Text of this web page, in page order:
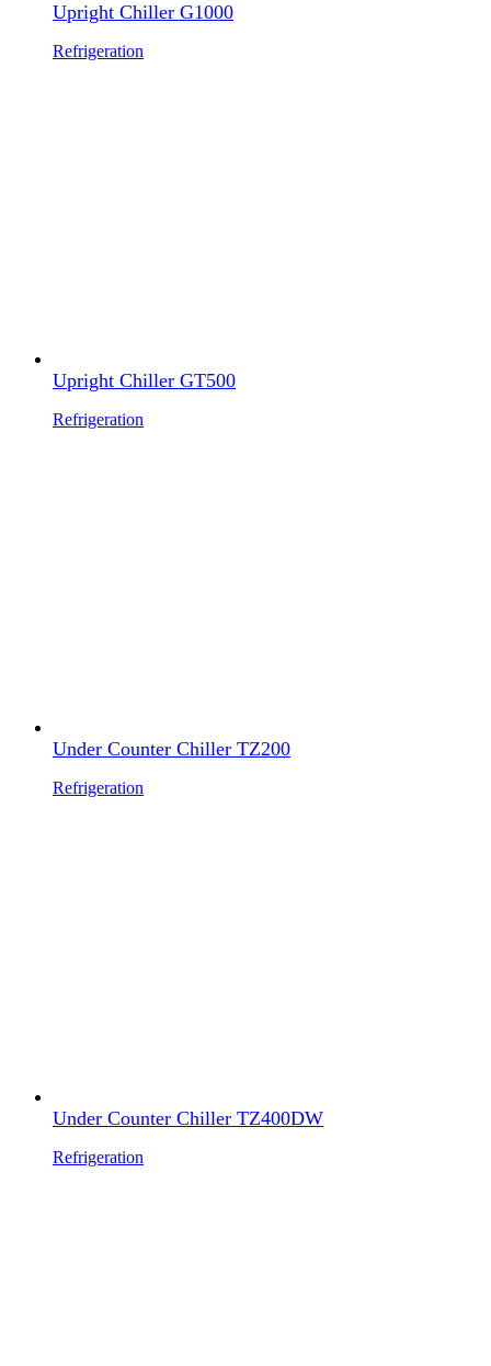
Upright Chiller G1000
Refrigeration
Upright Chiller GT500
Refrigeration
Under Counter Chiller TZ200
Refrigeration
Under Counter Chiller TZ400DW
Refrigeration